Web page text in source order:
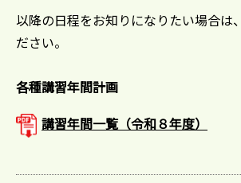
以降の日程をお知りになりたい場合は
ださい。
各種講習年間計画
講習年間一覧（令和８年度）